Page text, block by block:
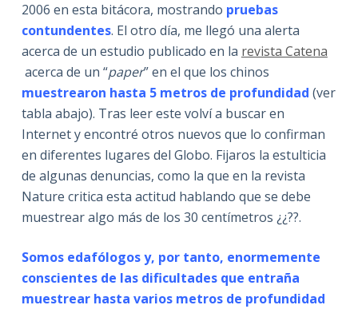
2006 en esta bitácora, mostrando pruebas
contundentes. El otro día, me llegó una alerta
acerca de un estudio publicado en la revista Catena
acerca de un “paper” en el que los chinos
muestrearon hasta 5 metros de profundidad (ver
tabla abajo). Tras leer este volví a buscar en
Internet y encontré otros nuevos que lo confirman
en diferentes lugares del Globo. Fijaros la estulticia
de algunas denuncias, como la que en la revista
Nature critica esta actitud hablando que se debe
muestrear algo más de los 30 centímetros ¿¿??.
Somos edafólogos y, por tanto, enormemente
conscientes de las dificultades que entraña
muestrear hasta varios metros de profundidad